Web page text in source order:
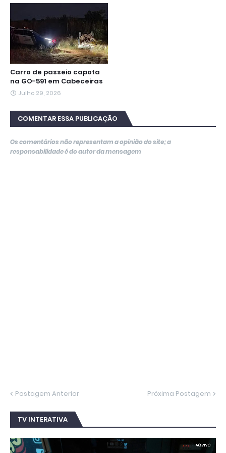
Carro de passeio capota
na GO-591 em Cabeceiras
Julho 29, 2026
COMENTAR ESSA PUBLICAÇÃO
Os comentários não representam a opinião do site; a
responsabilidade é do autor da mensagem
Postagem Anterior Próxima Postagem
TV INTERATIVA